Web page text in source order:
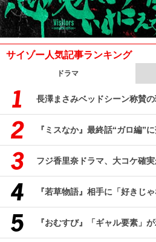
サイゾー人気記事ランキング
ドラマ
長澤まさみベッドシーン称賛
『ミスなか』最終話“ガロ編”
フジ香里奈ドラマ、大コケ確
『若草物語』相手に「好きじ
『おむすび』「ギャル要素」